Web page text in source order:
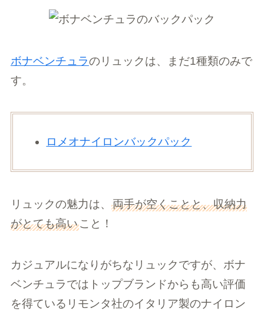
ボナベンチュラのリュックは、まだ1種類のみで
す。
ロメオナイロンバックパック
リュックの魅力は、 両手が空くことと、収納力
がとても高いこと！
カジュアルになりがちなリュックですが、ボナ
ベンチュラではトップブランドからも高い評価
を得ているリモンタ社のイタリア製のナイロン